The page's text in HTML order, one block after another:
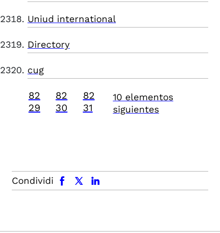
Uniud international
Directory
cug
82
29
82
30
82
31
10 elementos
siguientes
Condividi
facebook x.com linkedin